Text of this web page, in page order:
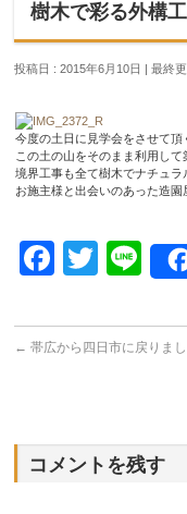
樹木で彩る外構
投稿日 : 2015年6月10日 最終
今度の土日に見学会をさせて頂
この土の山をそのまま利用して
境界工事も全て樹木でナチュラ
お施主様と出会いのあった造園
← 帯広から四日市に戻りまし
コメントを残す